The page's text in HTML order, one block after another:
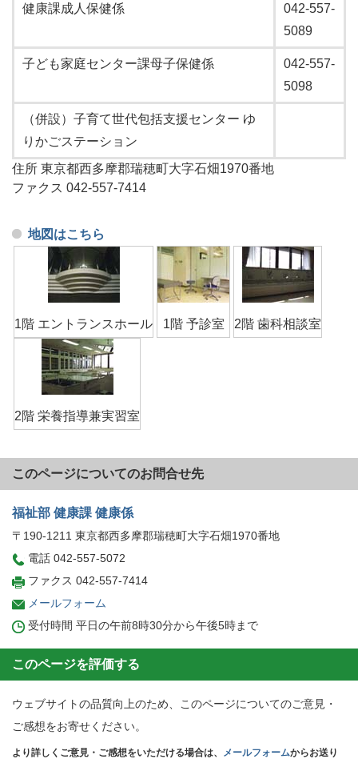
健康課成人保健係
042-557-
5089
子ども家庭センター課母子保健係
042-557-
5098
（併設）子育て世代包括支援センター ゆ
りかごステーション
住所 東京都西多摩郡瑞穂町大字石畑1970番地
ファクス 042-557-7414
地図はこちら
1階 エントランスホール 1階 予診室 2階 歯科相談室
2階 栄養指導兼実習室
このページについてのお問合せ先
福祉部 健康課 健康係
〒190-1211 東京都西多摩郡瑞穂町大字石畑1970番地
電話 042-557-5072
ファクス 042-557-7414
メールフォーム
受付時間 平日の午前8時30分から午後5時まで
このページを評価する
ウェブサイトの品質向上のため、このページについてのご意見・
ご感想をお寄せください。
より詳しくご意見・ご感想をいただける場合は、 メールフォームからお送り